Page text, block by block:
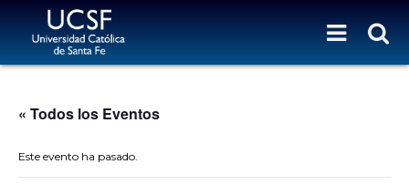
« Todos los Eventos
Este evento ha pasado.